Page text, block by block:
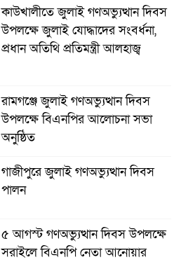
কাউখালীতে জুলাই গণঅভ্যুত্থান দিবস
উপলক্ষে জুলাই যোদ্ধাদের সংবর্ধনা,
প্রধান অতিথি প্রতিমন্ত্রী আলহাজ্ব
রামগঞ্জে জুলাই গণঅভ্যুত্থান দিবস
উপলক্ষে বিএনপির আলোচনা সভা
অনুষ্ঠিত
গাজীপুরে জুলাই গণঅভ্যুত্থান দিবস
পালন
৫ আগস্ট গণঅভ্যুত্থান দিবস উপলক্ষে
সরাইলে বিএনপি নেতা আনোয়ার